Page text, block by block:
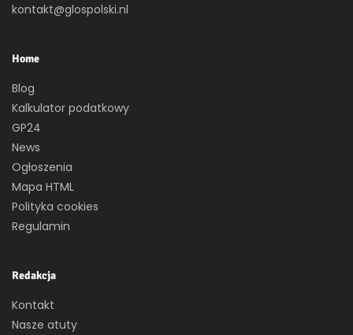
kontakt@glospolski.nl
Home
Blog
Kalkulator podatkowy
GP24
News
Ogłoszenia
Mapa HTML
Polityka cookies
Regulamin
Redakcja
Kontakt
Nasze atuty